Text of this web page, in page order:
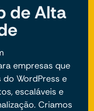
de Alta
empresas que
WordPress e
escaláveis e
Criamos